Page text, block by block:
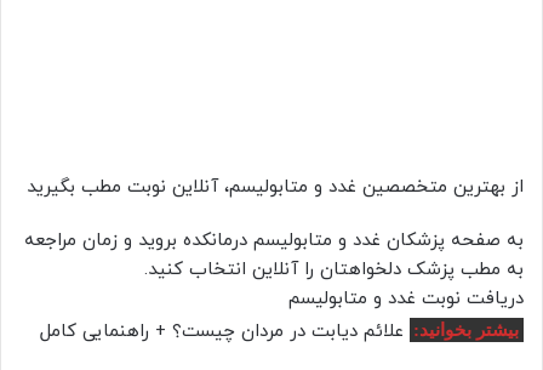
از بهترین متخصصین غدد و متابولیسم، آنلاین نوبت مطب بگیرید
به صفحه پزشکان غدد و متابولیسم درمانکده بروید و زمان مراجعه
به مطب پزشک دلخواهتان را آنلاین انتخاب کنید.
دریافت نوبت غدد و متابولیسم
بیشتر بخوانید: علائم دیابت در مردان چیست؟ + راهنمایی کامل